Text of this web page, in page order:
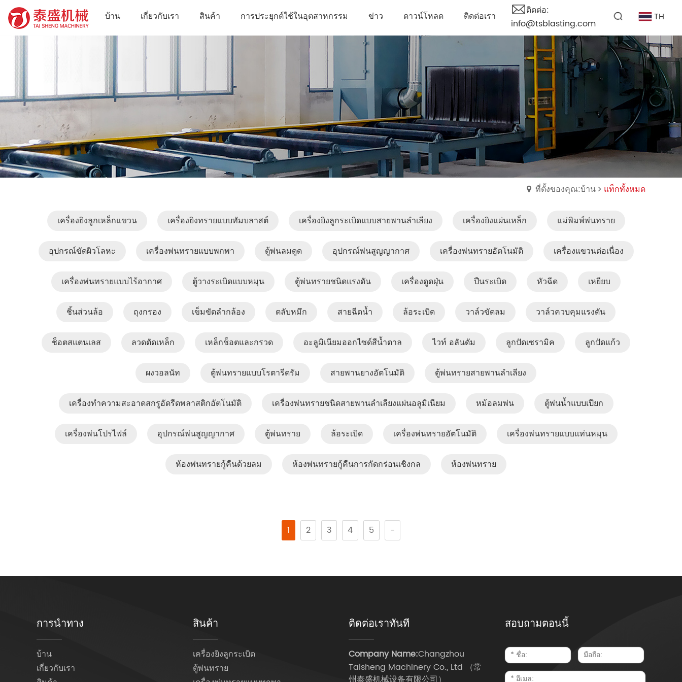
บ้าน เกี่ยวกับเรา สินค้า การประยุกต์ใช้ในอุตสาหกรรม ข่าว ดาวน์โหลด ติดต่อเรา
ติดต่อ:
info@tsblasting.com
TH
ที่ตั้งของคุณ:บ้าน แท็กทั้งหมด
เครื่องยิงลูกเหล็กแขวน เครื่องยิงทรายแบบทัมบลาสต์ เครื่องยิงลูกระเบิดแบบสายพานลำเลียง เครื่องยิงแผ่นเหล็ก แม่พิมพ์พ่นทราย
อุปกรณ์ขัดผิวโลหะ เครื่องพ่นทรายแบบพกพา ตู้พ่นลมดูด อุปกรณ์พ่นสูญญากาศ เครื่องพ่นทรายอัตโนมัติ เครื่องแขวนต่อเนื่อง
เครื่องพ่นทรายแบบไร้อากาศ ตู้วางระเบิดแบบหมุน ตู้พ่นทรายชนิดแรงดัน เครื่องดูดฝุ่น ปืนระเบิด หัวฉีด เหยียบ
ชิ้นส่วนล้อ ถุงกรอง เข็มขัดลำกล้อง ตลับหมึก สายฉีดน้ำ ล้อระเบิด วาล์วขัดลม วาล์วควบคุมแรงดัน
ช็อตสแตนเลส ลวดตัดเหล็ก เหล็กช็อตและกรวด อะลูมิเนียมออกไซด์สีน้ำตาล ไวท์ อลันดัม ลูกปัดเซรามิค ลูกปัดแก้ว
ผงวอลนัท ตู้พ่นทรายแบบโรตารีดรัม สายพานยางอัตโนมัติ ตู้พ่นทรายสายพานลำเลียง
เครื่องทำความสะอาดสกรูอัดรีดพลาสติกอัตโนมัติ เครื่องพ่นทรายชนิดสายพานลำเลียงแผ่นอลูมิเนียม หม้อลมพ่น ตู้พ่นน้ำแบบเปียก
เครื่องพ่นโปรไฟล์ อุปกรณ์พ่นสูญญากาศ ตู้พ่นทราย ล้อระเบิด เครื่องพ่นทรายอัตโนมัติ เครื่องพ่นทรายแบบแท่นหมุน
ห้องพ่นทรายกู้คืนด้วยลม ห้องพ่นทรายกู้คืนการกัดกร่อนเชิงกล ห้องพ่นทราย
1 2 3 4 5 -
การนำทาง
บ้าน
เกี่ยวกับเรา
สินค้า
เครื่องยิงลูกระเบิด
ตู้พ่นทราย
ติดต่อเราทันที
Company Name:Changzhou
Taisheng Machinery Co., Ltd （常
สอบถามตอนนี้